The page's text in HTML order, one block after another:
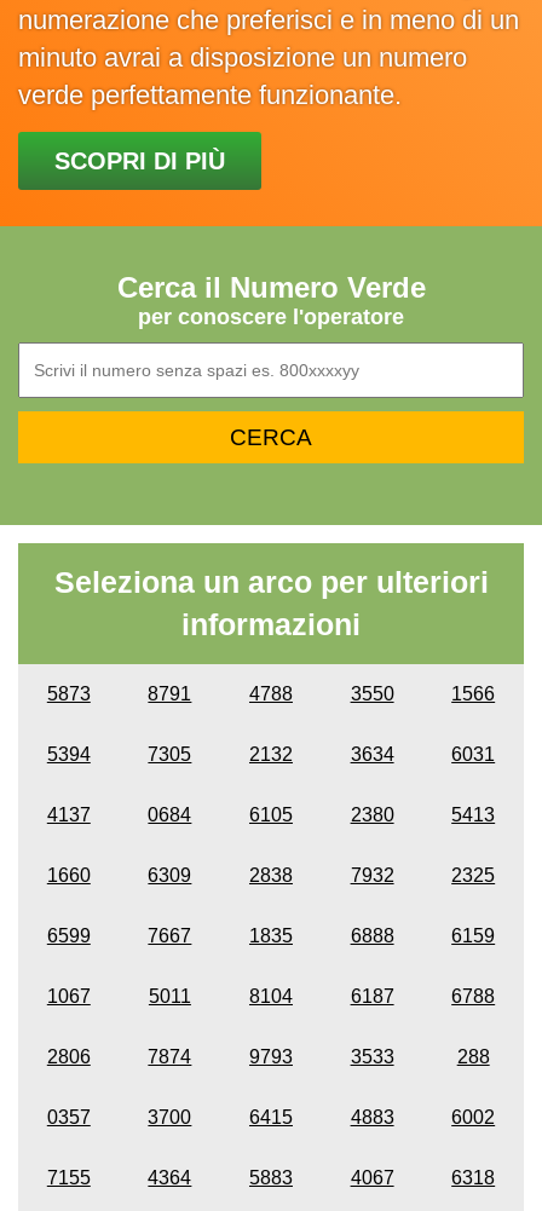
numerazione che preferisci e in meno di un
minuto avrai a disposizione un numero
verde perfettamente funzionante.
SCOPRI DI PIÙ
Cerca il Numero Verde
per conoscere l'operatore
Seleziona un arco per ulteriori
informazioni
5873 8791 4788 3550 1566
5394 7305 2132 3634 6031
4137 0684 6105 2380 5413
1660 6309 2838 7932 2325
6599 7667 1835 6888 6159
1067 5011 8104 6187 6788
2806 7874 9793 3533 288
0357 3700 6415 4883 6002
7155 4364 5883 4067 6318